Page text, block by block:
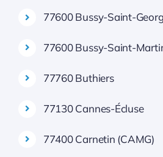
77600 Bussy-Saint-
77600 Bussy-Saint-
77760 Buthiers
77130 Cannes-Écluse
77400 Carnetin (CAMG)